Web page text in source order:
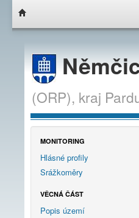
(ORP), kraj
MONITORING
Hlásné profily
Srážkoměry
VĚCNÁ ČÁST
Popis území